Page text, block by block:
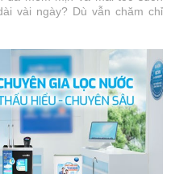
vài ngày? Dù vẫn chăm chỉ